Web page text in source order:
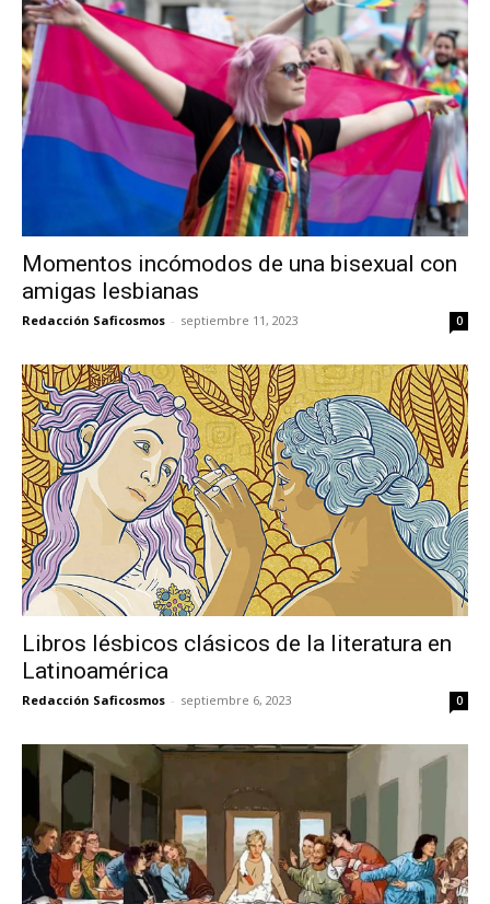
Momentos incómodos de una bisexual con
amigas lesbianas
Redacción Saficosmos - septiembre 11, 2023 0
Libros lésbicos clásicos de la literatura en
Latinoamérica
Redacción Saficosmos - septiembre 6, 2023 0